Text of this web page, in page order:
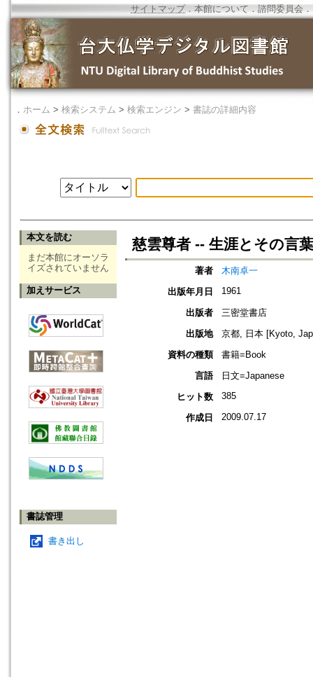
サイトマップ．本館について ． 諮問委員会 ．
． ホーム > 検索システム > 検索エンジン > 書誌の詳細内容
本文を読む
まだ本館にオーソラ
イズされていません
加えサービス
書誌管理
書き出し
慈雲尊者 -- 生涯とその言葉
著者
木南卓一
出版年月日
1961
出版者
三密堂書店
出版地
京都, 日本 [Kyoto,
資料の種類
書籍=Book
言語
日文=Japanese
ヒット数
385
作成日 2009.07.17